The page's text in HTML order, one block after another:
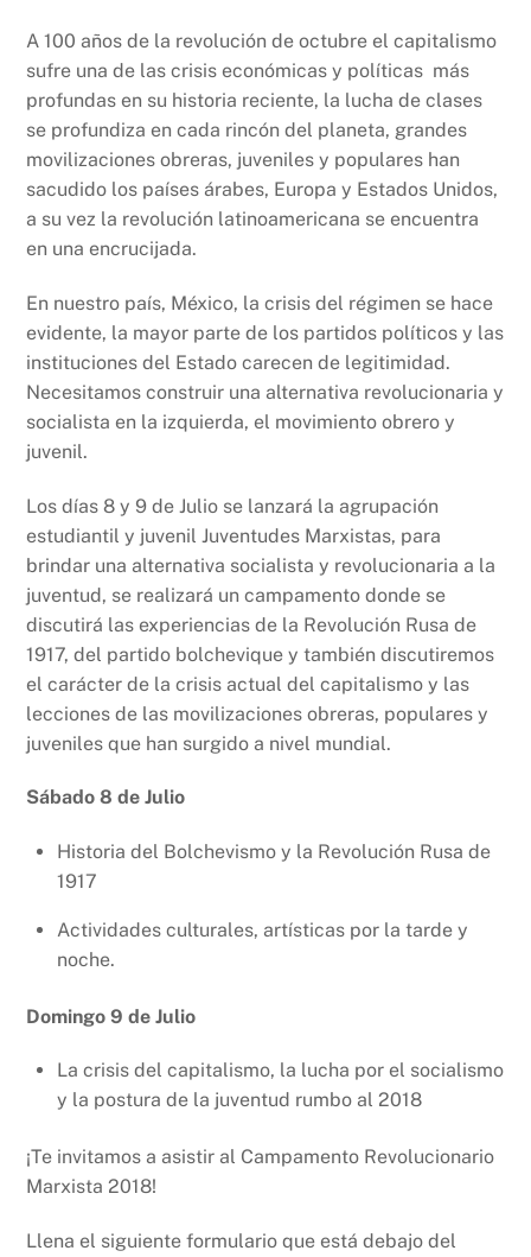
A 100 años de la revolución de octubre el capitalismo
sufre una de las crisis económicas y políticas más
profundas en su historia reciente, la lucha de clases
se profundiza en cada rincón del planeta, grandes
movilizaciones obreras, juveniles y populares han
sacudido los países árabes, Europa y Estados Unidos,
a su vez la revolución latinoamericana se encuentra
en una encrucijada.
En nuestro país, México, la crisis del régimen se hace
evidente, la mayor parte de los partidos políticos y las
instituciones del Estado carecen de legitimidad.
Necesitamos construir una alternativa revolucionaria y
socialista en la izquierda, el movimiento obrero y
juvenil.
Los días 8 y 9 de Julio se lanzará la agrupación
estudiantil y juvenil Juventudes Marxistas, para
brindar una alternativa socialista y revolucionaria a la
juventud, se realizará un campamento donde se
discutirá las experiencias de la Revolución Rusa de
1917, del partido bolchevique y también discutiremos
el carácter de la crisis actual del capitalismo y las
lecciones de las movilizaciones obreras, populares y
juveniles que han surgido a nivel mundial.
Sábado 8 de Julio
Historia del Bolchevismo y la Revolución Rusa de
1917
Actividades culturales, artísticas por la tarde y
noche.
Domingo 9 de Julio
La crisis del capitalismo, la lucha por el socialismo
y la postura de la juventud rumbo al 2018
¡Te invitamos a asistir al Campamento Revolucionario
Marxista 2018!
Llena el siguiente formulario que está debajo del